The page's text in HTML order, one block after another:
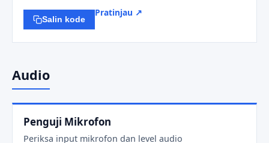
Salin kode
Pratinjau ↗
Audio
Penguji Mikrofon
Periksa input mikrofon dan level audio